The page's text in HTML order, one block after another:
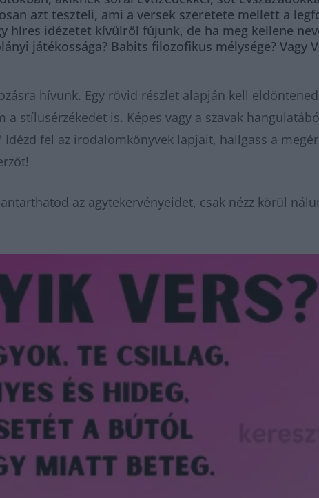
azt teszteli, ami a versek szeretete mellett a
híres idézetet kívülről fújunk, de ha meg kellene
játékossága? Babits filozofikus mélysége? Vagy
hívunk. Egy rövid részlet alapján kell
stílusérzékedet is. Képes vagy a szavak
fel az irodalomkönyvek lapjait, hallgass a
az agytekervényeidet, csak nézz körül